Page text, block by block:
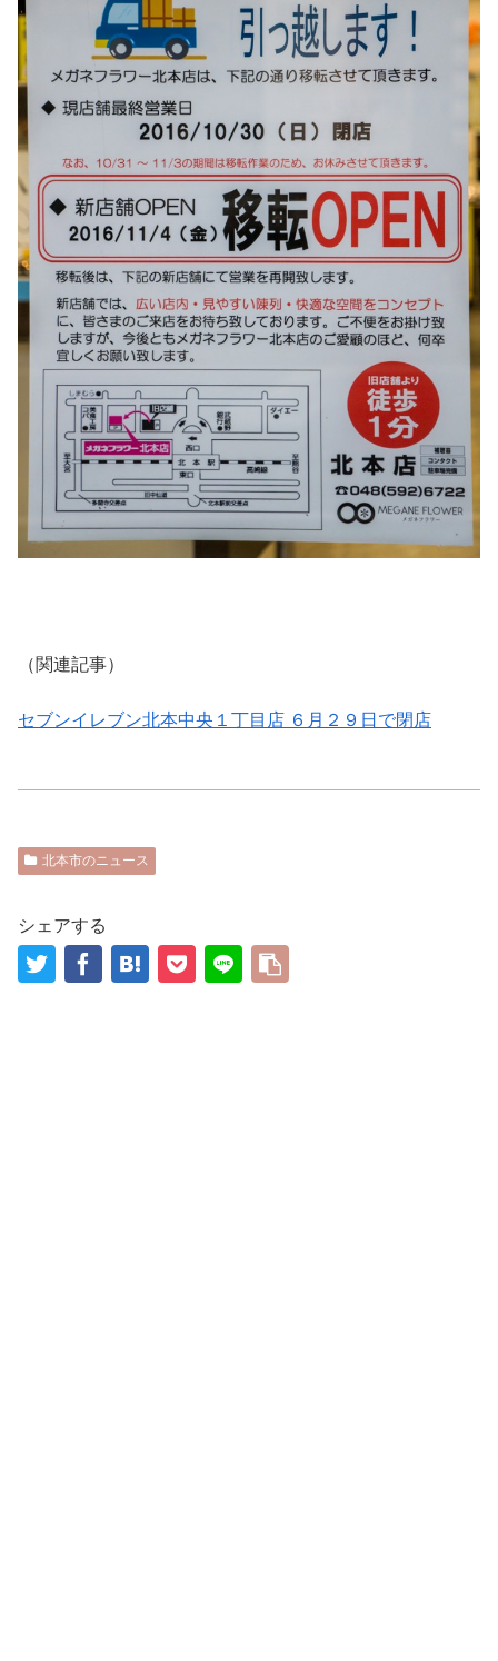
（関連記事）
セブンイレブン北本中央１丁目店 ６月２９日で閉店
北本市のニュース
シェアする